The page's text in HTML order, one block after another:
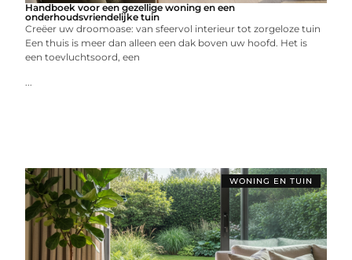
Handboek voor een gezellige woning en een
onderhoudsvriendelijke tuin
Creëer uw droomoase: van sfeervol interieur tot zorgeloze tuin
Een thuis is meer dan alleen een dak boven uw hoofd. Het is
een toevluchtsoord, een
...
WONING EN TUIN